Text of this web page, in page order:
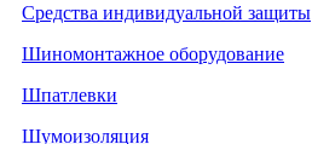
Средства индивидуальной защиты
Шиномонтажное оборудование
Шпатлевки
Шумоизоляция